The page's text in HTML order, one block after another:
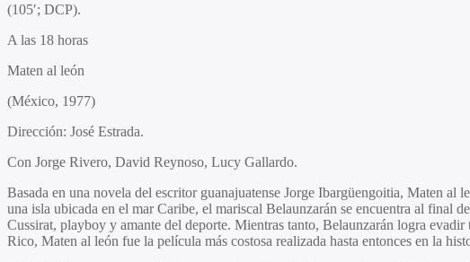
(105′; DCP).
A las 18 horas
Maten al león
(México, 1977)
Dirección: José Estrada.
Con Jorge Rivero, David Reynoso, Lucy Gallardo.
Basada en una novela del escritor guanajuatense Jorge Ibargüengoitia, Maten
una isla ubicada en el mar Caribe, el mariscal Belaunzarán se encuentra al final
Cussirat, playboy y amante del deporte. Mientras tanto, Belaunzarán logra
Rico, Maten al león fue la película más costosa realizada hasta entonces en la